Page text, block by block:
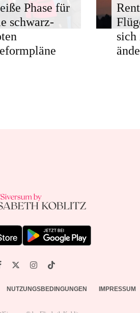
Phase für
schwarz-
NUTZUNGSBEDINGUNGEN IMPRESSUM